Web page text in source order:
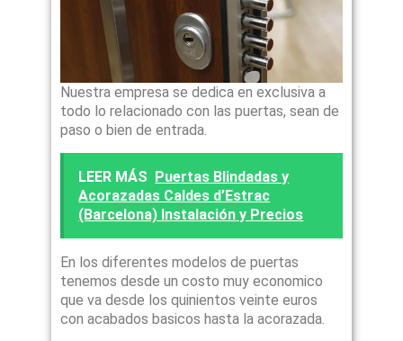
Nuestra empresa se dedica en exclusiva a
todo lo relacionado con las puertas, sean de
paso o bien de entrada.
LEER MÁS Puertas Blindadas y
Acorazadas Caldes d’Estrac
(Barcelona) Instalación y Precios
En los diferentes modelos de puertas
tenemos desde un costo muy economico
que va desde los quinientos veinte euros
con acabados basicos hasta la acorazada.